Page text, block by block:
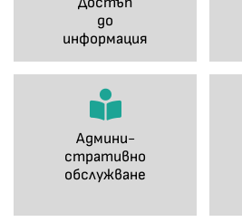
до
информация
Админи-
стративно
обслужване